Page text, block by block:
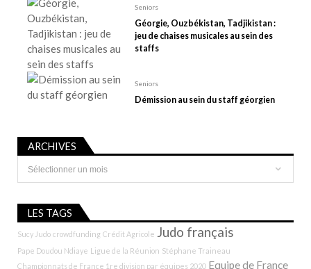
Seniors
Géorgie, Ouzbékistan, Tadjikistan :
jeu de chaises musicales au sein des
staffs
Seniors
Démission au sein du staff géorgien
ARCHIVES
Archives
LES TAGS
Sucy Judo crowdfunding Crédit Agricole Judo français
Pape Doudou Ndiaye Ligue de la Réunion Stéphane Traineau
Championnats de France 1re division par équipes 2020 Equipe de France